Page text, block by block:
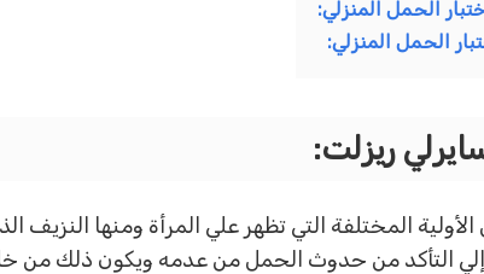
الحمل المنزلي:
الحمل المنزلي:
ريزلت:
المختلفة التي تظهر علي المرأة ومنها
إلي التأكد من حدوث الحمل من عدمه ويكون ذلك من